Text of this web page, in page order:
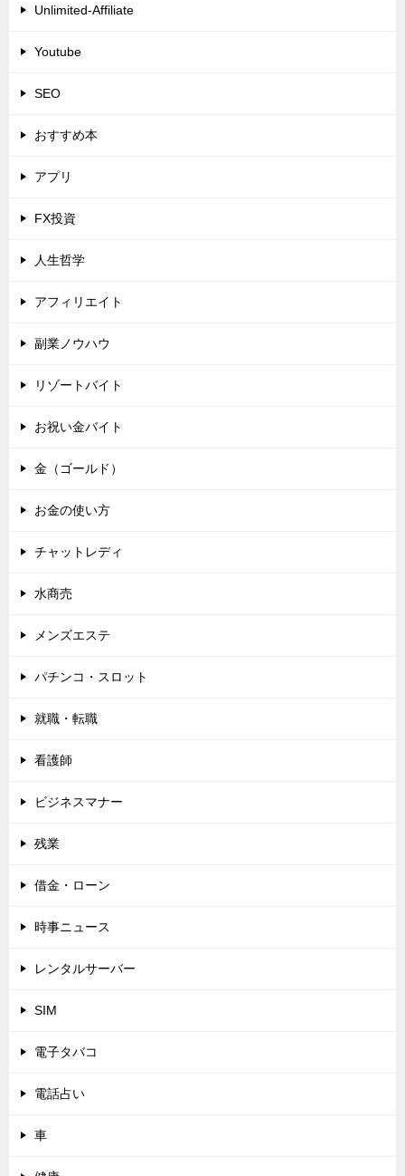
Unlimited-Affiliate
Youtube
SEO
おすすめ本
アプリ
FX投資
人生哲学
アフィリエイト
副業ノウハウ
リゾートバイト
お祝い金バイト
金（ゴールド）
お金の使い方
チャットレディ
水商売
メンズエステ
パチンコ・スロット
就職・転職
看護師
ビジネスマナー
残業
借金・ローン
時事ニュース
レンタルサーバー
SIM
電子タバコ
電話占い
車